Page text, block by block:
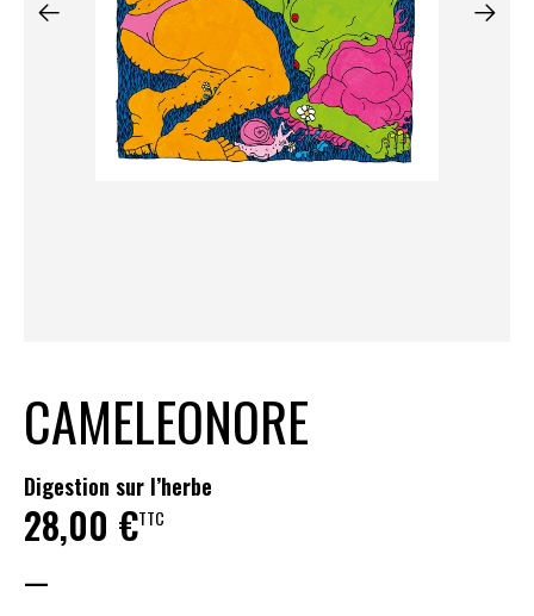
CAMELEONORE
Digestion sur l’herbe
28,00 €TTC
—